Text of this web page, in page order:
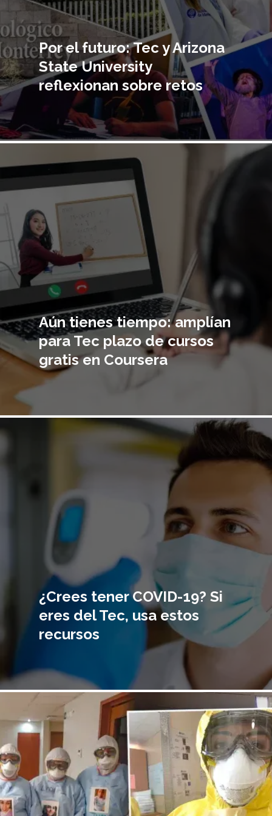
Por el futuro: Tec y Arizona
State University
reflexionan sobre retos
principal
Aún tienes tiempo: amplían
para Tec plazo de cursos
gratis en Coursera
principal
¿Crees tener COVID-19? Si
eres del Tec, usa estos
recursos